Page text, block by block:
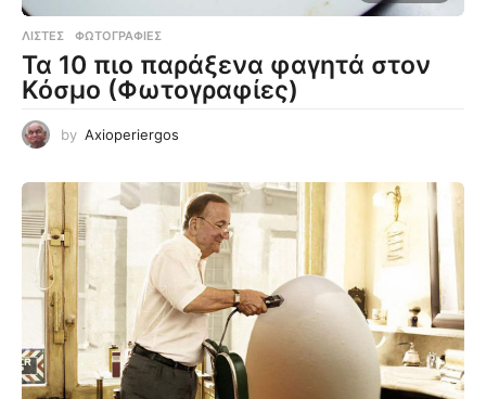
ΛΊΣΤΕΣ ,ΦΩΤΟΓΡΑΦΊΕΣ
Τα 10 πιο παράξενα φαγητά στον
Κόσμο (Φωτογραφίες)
by Axioperiergos